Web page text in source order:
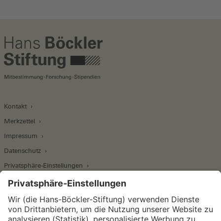
Kontakt
Merkzettel
Impressum
Datenschutz
Privatsphäre-Einstellungen
Wirtschafts- und Sozialwissenschaftliches Institut